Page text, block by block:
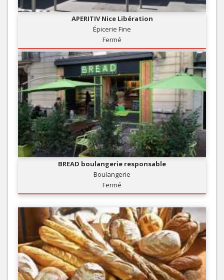
APERITIV Nice Libération
Épicerie Fine
Fermé
BREAD boulangerie responsable
Boulangerie
Fermé